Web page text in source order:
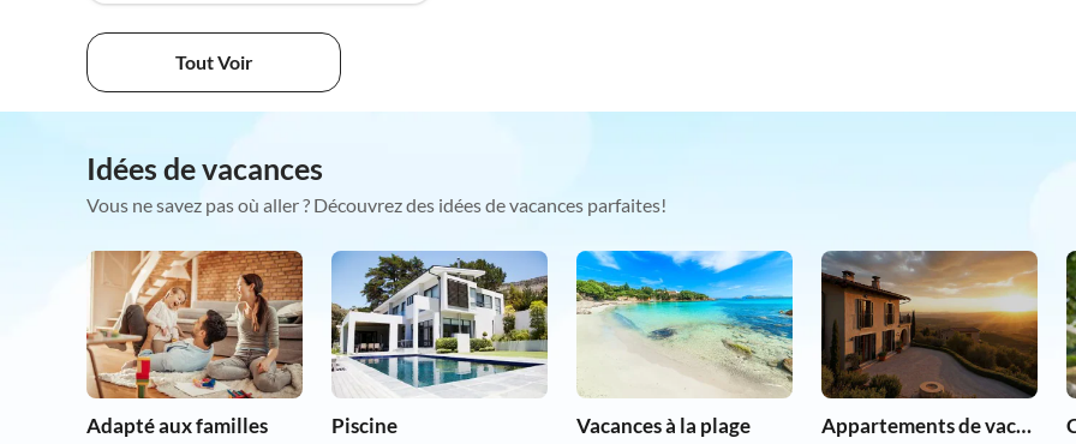
Tout Voir
Idées de vacances
Vous ne savez pas où aller ? Découvrez des idées de vacances parfaites!
Adapté aux familles Piscine Vacances à la plage Appartements de vacances pas chers